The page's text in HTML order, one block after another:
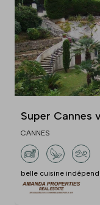
Super Cannes
CANNES
belle cuisine